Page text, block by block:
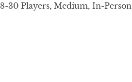
8-30 Players, Medium, In-Person